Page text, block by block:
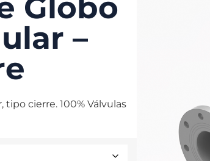
Globo
–
tipo cierre. 100% Válvulas